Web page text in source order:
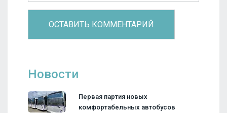
Новости
Первая партия новых
комфортабельных автобусов